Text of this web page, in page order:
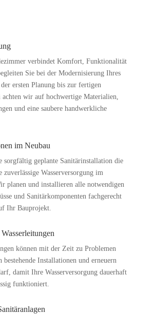
verbindet Komfort, Funktionalität
Sie bei der Modernisierung Ihres
ersten Planung bis zur fertigen
achten wir auf hochwertige Materialien,
und eine saubere handwerkliche
im Neubau
sorgfältig geplante Sanitärinstallation die
zuverlässige Wasserversorgung im
planen und installieren alle notwendigen
und Sanitärkomponenten fachgerecht
Ihr Bauprojekt.
können mit der Zeit zu Problemen
Installationen und erneuern
damit Ihre Wasserversorgung dauerhaft
funktioniert.